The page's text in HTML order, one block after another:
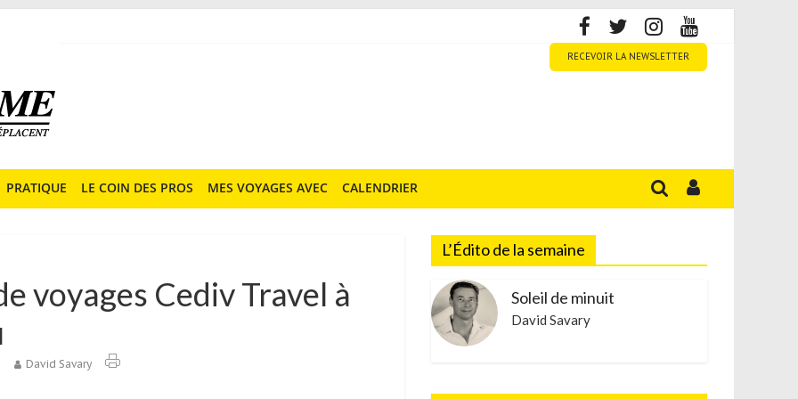
RECEVOIR LA NEWSLETTER
PRATIQUE LE COIN DES PROS MES VOYAGES AVEC CALENDRIER
voyages Cediv Travel à
David Savary
L’Édito de la semaine
Soleil de minuit
David Savary